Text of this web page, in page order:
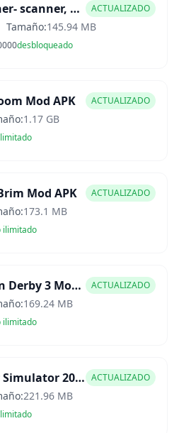
CamScanner- scanner, PDF maker Mod APK ACTUALIZADO
Tamaño:145.94 MB
desbloqueado
Mod APK ACTUALIZADO
1.17 GB
Mod APK ACTUALIZADO
173.1 MB
ilimitado
Demolition Derby 3 Mod APK ACTUALIZADO
169.24 MB
ilimitado
Car Trader Simulator 2025 Mod APK ACTUALIZADO
221.96 MB